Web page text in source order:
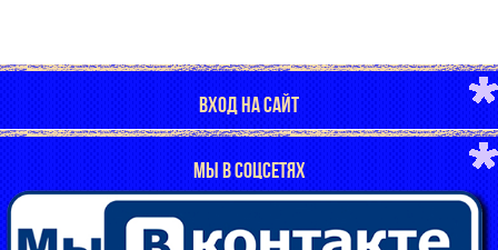
ВХОД НА САЙТ
МЫ В СОЦСЕТЯХ